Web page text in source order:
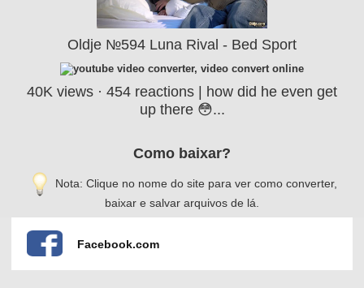
Oldje №594 Luna Rival - Bed Sport
40K views · 454 reactions | how did he even get
up there 😳...
Como baixar?
Nota: Clique no nome do site para ver como converter,
baixar e salvar arquivos de lá.
Facebook.com